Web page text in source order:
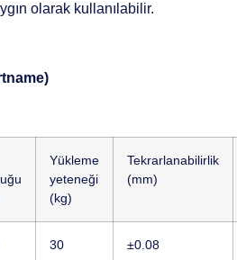
olarak kullanılabilir.
Yükleme
yeteneği
(kg)
Tekrarlanabilirlik
(mm)
30 ±0.08